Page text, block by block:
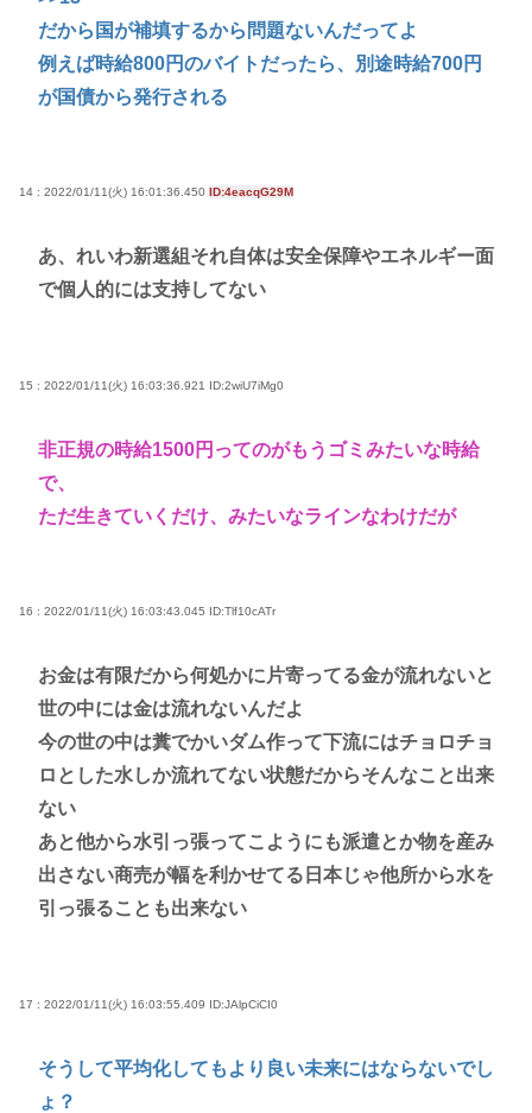
だから国が補填するから問題ないんだってよ
例えば時給800円のバイトだったら、別途時給700円
が国債から発行される
14 : 2022/01/11(火) 16:01:36.450 ID:4eacqG29M
あ、れいわ新選組それ自体は安全保障やエネルギー面
で個人的には支持してない
15 : 2022/01/11(火) 16:03:36.921 ID:2wiU7iMg0
非正規の時給1500円ってのがもうゴミみたいな時給
で、
ただ生きていくだけ、みたいなラインなわけだが
16 : 2022/01/11(火) 16:03:43.045 ID:Tlf10cATr
お金は有限だから何処かに片寄ってる金が流れないと
世の中には金は流れないんだよ
今の世の中は糞でかいダム作って下流にはチョロチョ
ロとした水しか流れてない状態だからそんなこと出来
ない
あと他から水引っ張ってこようにも派遣とか物を産み
出さない商売が幅を利かせてる日本じゃ他所から水を
引っ張ることも出来ない
17 : 2022/01/11(火) 16:03:55.409 ID:JAlpCiCI0
そうして平均化してもより良い未来にはならないでし
ょ？